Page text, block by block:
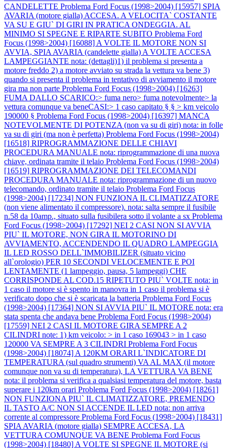
CANDELETTE Problema Ford Focus (1998>2004) [15957] SPIA
AVARIA (motore gialla) ACCESA. A VELOCITA` COSTANTE
VA SU E GIU` DI GIRI IN PRATICA ONDEGGIA. AL
MINIMO SI SPEGNE E RIPARTE SUBITO Problema Ford
Focus (1998>2004) [16088] A VOLTE IL MOTORE NON SI
AVVIA, SPIA AVARIA (candelette gialla) A VOLTE ACCESA
LAMPEGGIANTE nota: (dettagli)1) il problema si presenta a
motore freddo 2) a motore avviato su strada la vettura va bene 3)
quando si presenta il problema in tentativo di avviamento il motore
gira ma non parte Problema Ford Focus (1998>2004) [16263]
FUMA DALLO SCARICO:> fuma nero> fuma notevolmente> la
vettura comunque va beneCASI:> 1 caso capitato § § > km veicolo
190000 § Problema Ford Focus (1998>2004) [16397] MANCA
NOTEVOLMENTE DI POTENZA (non va su di giri) nota: in folle
va su di giri (ma non è perfetta) Problema Ford Focus (1998>2004)
[16518] RIPROGRAMMAZIONE DELLE CHIAVI
PROCEDURA MANUALE nota: riprogrammazione di una nuova
chiave, ordinata tramite il telaio Problema Ford Focus (1998>2004)
[16519] RIPROGRAMMAZIONE DEI TELECOMANDI
PROCEDURA MANUALE nota: riprogrammazione di un nuovo
telecomando, ordinato tramite il telaio Problema Ford Focus
(1998>2004) [17234] NON FUNZIONA IL CLIMATIZZATORE
(non viene alimentato il compressore). nota: salta sempre il fusibile
n.58 da 10amp., situato sulla fusibilera sotto il volante a sx Problema
Ford Focus (1998>2004) [17292] NEI 2 CASI NON SI AVVIA
PIU` IL MOTORE, NON GIRA IL MOTORINO DI
AVVIAMENTO, ACCENDENDO IL QUADRO LAMPEGGIA
IL LED ROSSO DELL`IMMOBILIZER (situato vicino
all`orologio) PER 10 SECONDI VELOCEMENTE E POI
LENTAMENTE (1 lampeggio, pausa, 5 lampeggi) CHE
CORRISPONDE AL COD.15 RIPETUTO PIU` VOLTE nota: in
1 caso il motore si è spento in manovra in 1 caso il problema si è
verificato dopo che si è scaricata la batteria Problema Ford Focus
(1998>2004) [17364] NON SI AVVIA PIU` IL MOTORE nota: era
stata spenta che andava bene Problema Ford Focus (1998>2004)
[17559] NEI 2 CASI IL MOTORE GIRA SEMPRE A 2
CILINDRI note: 1) km veicolo: > in 1 caso 169043 > in 1 caso
120000 VA SEMPRE A 3 CILINDRI Problema Ford Focus
(1998>2004) [18074] A 120KM ORARI L`INDICATORE DI
TEMPERATURA (sul quadro strumenti) VA AL MAX (il motore
comunque non va su di temperatura), LA VETTURA VA BENE
nota: il problema si verifica a qualsiasi temperatura del motore, basta
superare i 120km orari Problema Ford Focus (1998>2004) [18261]
NON FUNZIONA PIU` IL CLIMATIZZATORE, PREMENDO
IL TASTO A/C NON SI ACCENDE IL LED nota: non arriva
corrente al compressore Problema Ford Focus (1998>2004) [18431]
SPIA AVARIA (motore gialla) SEMPRE ACCESA, LA
VETTURA COMUNQUE VA BENE Problema Ford Focus
(1998>2004) [18480] A VOLTE SI SPEGNE IL MOTORE (si